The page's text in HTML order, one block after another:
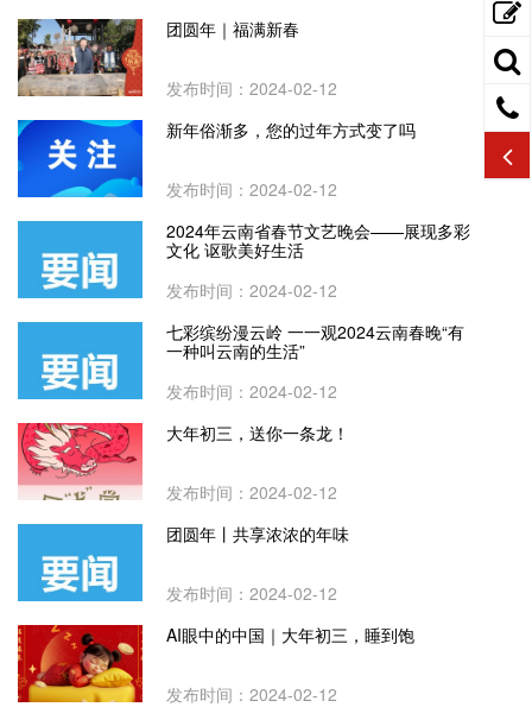
团圆年｜福满新春
发布时间：2024-02-12
新年俗渐多，您的过年方式变了吗
发布时间：2024-02-12
2024年云南省春节文艺晚会——展现多彩
文化 讴歌美好生活
发布时间：2024-02-12
七彩缤纷漫云岭 一一观2024云南春晚“有
一种叫云南的生活”
发布时间：2024-02-12
大年初三，送你一条龙！
发布时间：2024-02-12
团圆年丨共享浓浓的年味
发布时间：2024-02-12
AI眼中的中国｜大年初三，睡到饱
发布时间：2024-02-12